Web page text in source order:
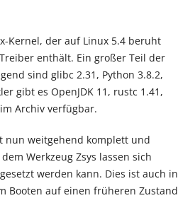
Kernel, der auf Linux 5.4 beruht
enthält. Ein großer Teil der
sind glibc 2.31, Python 3.8.2,
gibt es OpenJDK 11, rustc 1.41,
Archiv verfügbar.
nun weitgehend komplett und
Werkzeug Zsys lassen sich
werden kann. Dies ist auch in
Booten auf einen früheren Zustand